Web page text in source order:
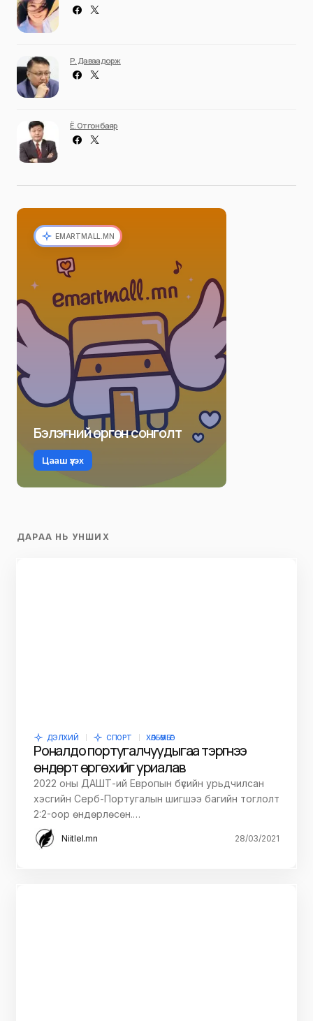
Р. Даваадорж
Ё. Отгонбаяр
EMARTMALL.MN
Бэлэгний өргөн сонголт
Цааш үзэх
ДАРАА НЬ УНШИХ
ДЭЛХИЙ СПОРТ ХӨЛБӨМБӨГ
Роналдо португалчуудыгаа тэргүүнээ
өндөрт өргөхийг уриалав
2022 оны ДАШТ-ий Европын бүсийн урьдчилсан
хэсгийн Серб-Португалын шигшээ багийн тоглолт
2:2-оор өндөрлөсөн.…
Niitlel.mn 28/03/2021